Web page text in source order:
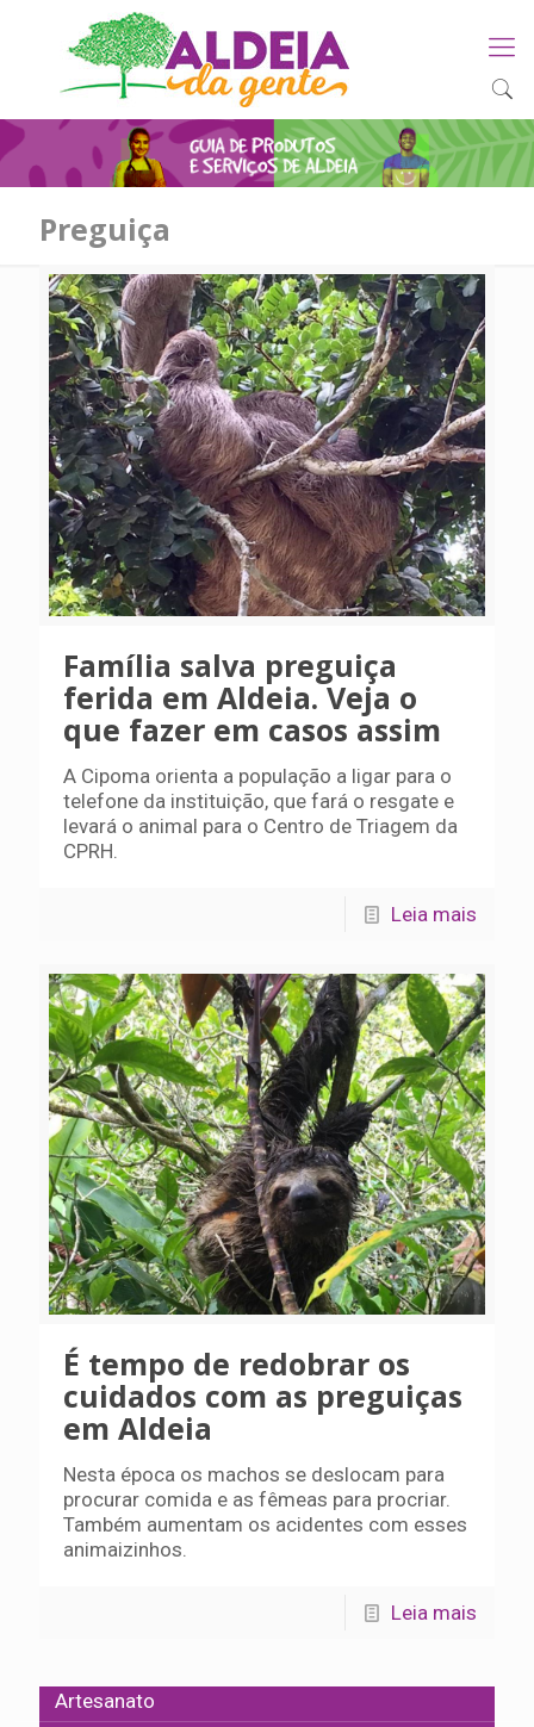
Preguiça
Família salva preguiça
ferida em Aldeia. Veja o
que fazer em casos assim
A Cipoma orienta a população a ligar para o
telefone da instituição, que fará o resgate e
levará o animal para o Centro de Triagem da
CPRH.
Leia mais
É tempo de redobrar os
cuidados com as preguiças
em Aldeia
Nesta época os machos se deslocam para
procurar comida e as fêmeas para procriar.
Também aumentam os acidentes com esses
animaizinhos.
Leia mais
Artesanato